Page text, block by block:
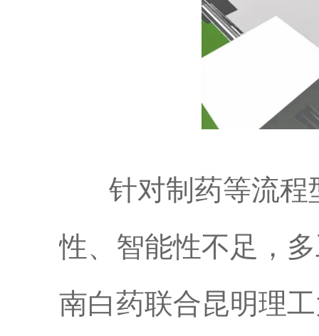
针对制药等流程
性、智能性不足，
南白药联合昆明理